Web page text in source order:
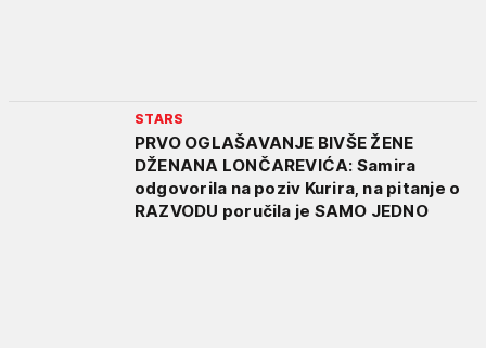
STARS
PRVO OGLAŠAVANJE BIVŠE ŽENE
DŽENANA LONČAREVIĆA: Samira
odgovorila na poziv Kurira, na pitanje o
RAZVODU poručila je SAMO JEDNO